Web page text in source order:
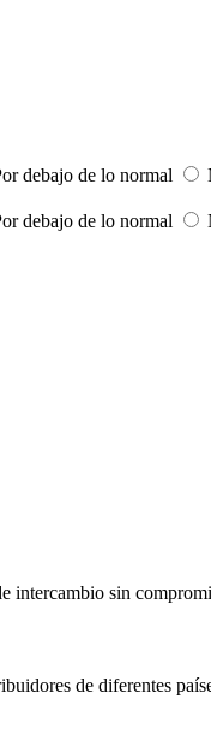
debajo de lo normal
debajo de lo normal
sin
de diferentes